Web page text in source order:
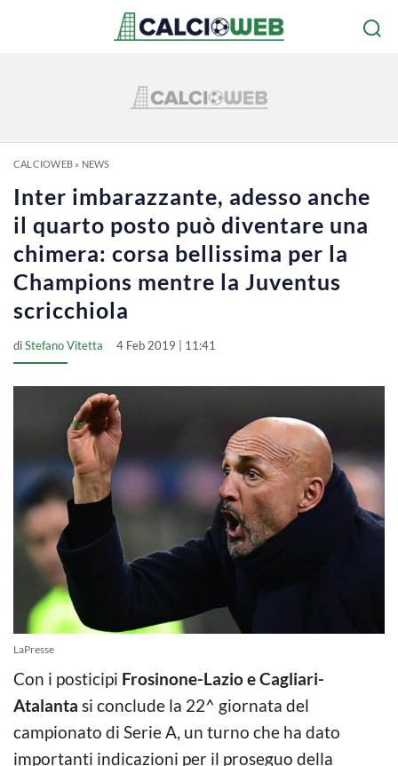
CALCIOWEB» NEWS
Inter imbarazzante, adesso anche
il quarto posto può diventare una
chimera: corsa bellissima per la
Champions mentre la Juventus
scricchiola
diStefano Vitetta 4 Feb 2019 | 11:41
LaPresse
Con i posticipi Frosinone-Lazio e Cagliari-
Atalanta si conclude la 22^ giornata del
campionato di Serie A, un turno che ha dato
importanti indicazioni per il proseguo della